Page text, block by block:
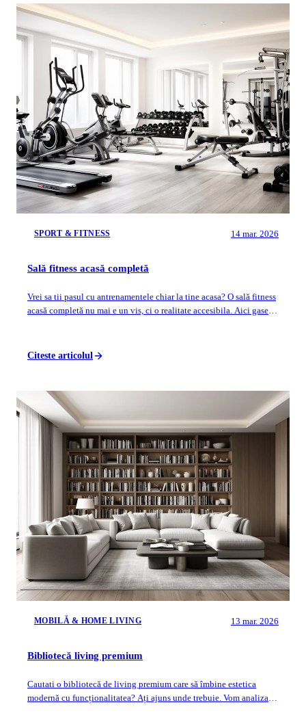
SPORT & FITNESS 14 mar. 2026
Sală fitness acasă completă
Vrei sa tii pasul cu antrenamentele chiar la tine acasa? O sală fitness
acasă completă nu mai e un vis, ci o realitate accesibila. Aici gasesti
Citeste articolul
MOBILĂ & HOME LIVING 13 mar. 2026
Bibliotecă living premium
Cautati o bibliotecă de living premium care să îmbine estetica
modernă cu funcționalitatea? Ați ajuns unde trebuie. Vom analiza